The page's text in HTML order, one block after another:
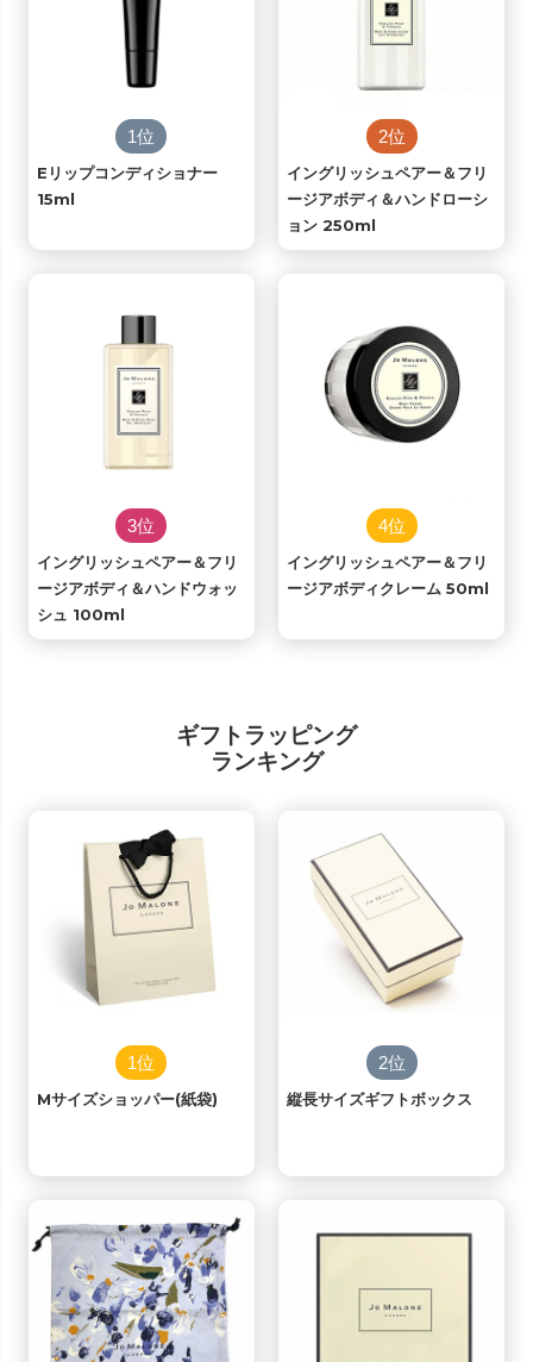
1位
Eリップコンディショナー
15ml
2位
イングリッシュペアー＆フリ
ージアボディ＆ハンドローシ
ョン 250ml
3位
イングリッシュペアー＆フリ
ージアボディ＆ハンドウォッ
シュ 100ml
4位
イングリッシュペアー＆フリ
ージアボディクレーム 50ml
ギフトラッピング
ランキング
1位
Mサイズショッパー(紙袋)
2位
縦長サイズギフトボックス